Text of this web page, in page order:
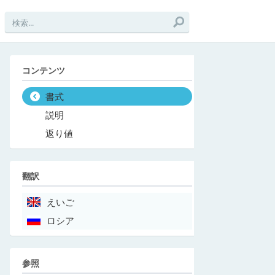
コンテンツ
書式
説明
返り値
翻訳
えいご
ロシア
参照